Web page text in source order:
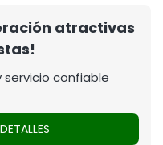
atractivas
confiable